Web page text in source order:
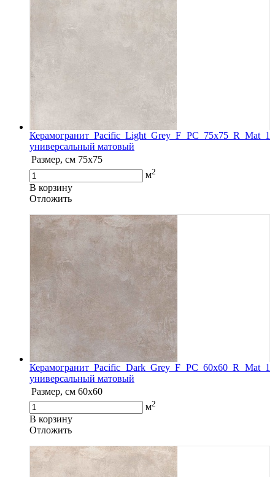
Керамогранит Pacific Light Grey F PC 75х75 R Mat 1
универсальный матовый
Размер, см 75x75
м2
В корзину
Oтложить
Керамогранит Pacific Dark Grey F PC 60x60 R Mat 1
универсальный матовый
Размер, см 60x60
м2
В корзину
Oтложить